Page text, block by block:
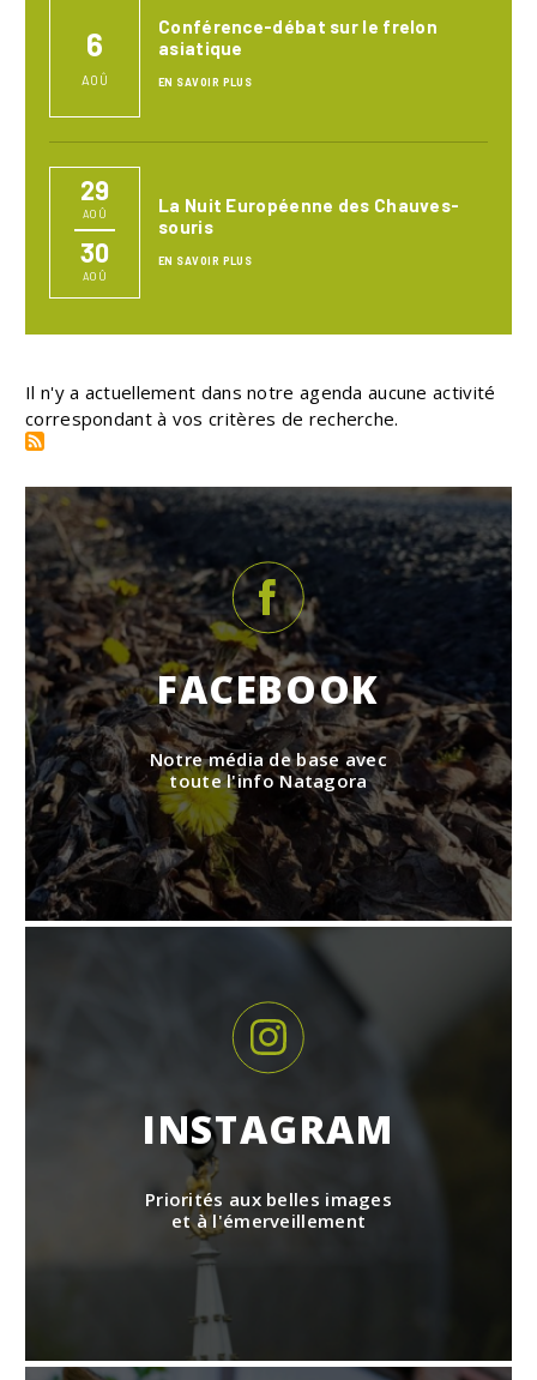
6
AOÛ
Conférence-débat sur le frelon
asiatique
EN SAVOIR PLUS
29
AOÛ
30
AOÛ
La Nuit Européenne des Chauves-
souris
EN SAVOIR PLUS
Il n'y a actuellement dans notre agenda aucune activité
correspondant à vos critères de recherche.
FACEBOOK
Notre média de base avec
toute l'info Natagora
INSTAGRAM
Priorités aux belles images
et à l'émerveillement